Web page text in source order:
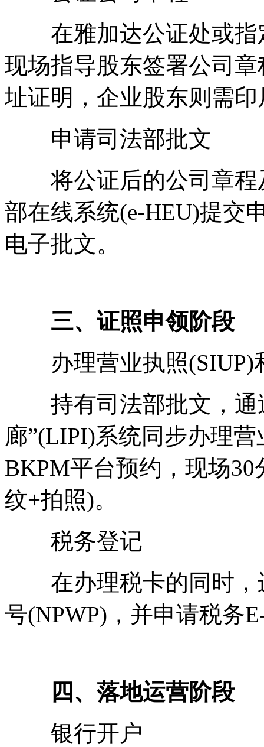
在雅加达公证处或指
现场指导股东签署公司
址证明，企业股东则需
申请司法部批文
将公证后的公司章程
部在线系统(e-HEU)提交
电子批文。
三、证照申领阶段
办理营业执照(SIUP)
持有司法部批文，通
廊”(LIPI)系统同步办理
BKPM平台预约，现场
纹+拍照)。
税务登记
在办理税卡的同时，
号(NPWP)，并申请税务
四、落地运营阶段
银行开户